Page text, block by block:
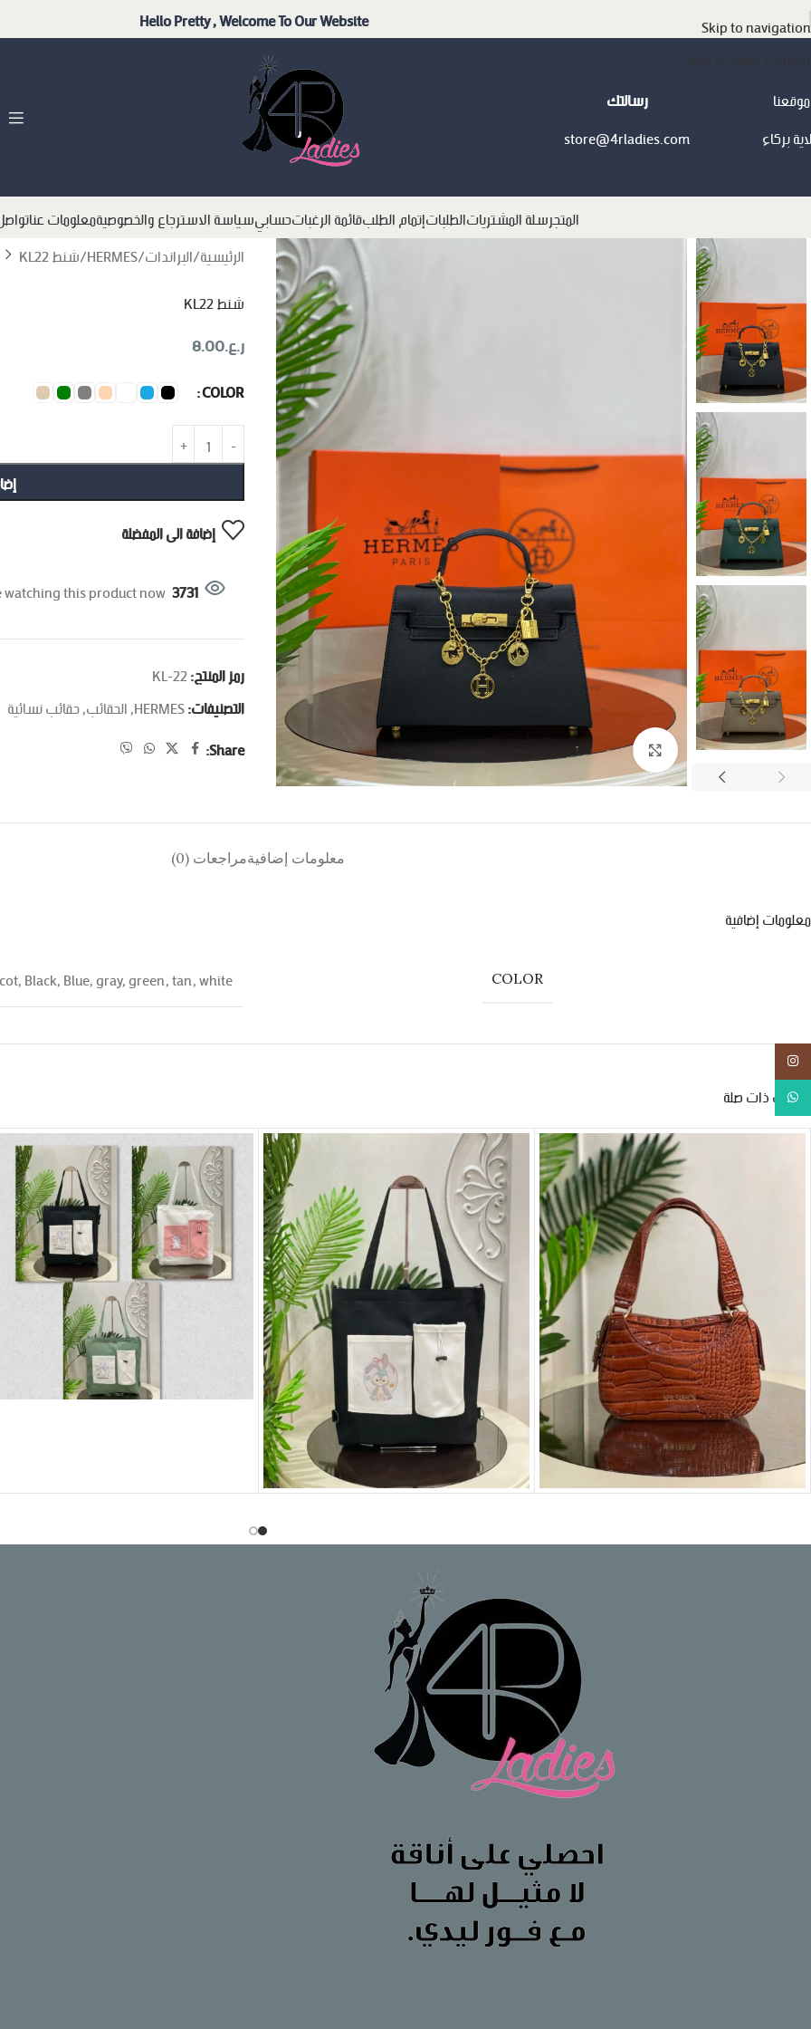
Skip to navigation
Skip to main content
Hello Pretty , Welcome To Our Website
موقعنا
بركاء
رسالتك
store@4rladies.com
المتجرسلة المشترياتالطلباتإتمام الطلبقائمة الرغباتحسابيسياسة الاسترجاع والخصوصيةمعلومات عنا
اضغط للتكبير
الرئيسية البراندات HERMES شنط KL22
شنط KL22
ر.ع.8.00
COLOR
إضافة الى المفضلة
3731
this product now!
رمز المنتج:KL-22
التصنيفات:HERMES
,الحقائب,حقائب نسائية
Share:
معلومات إضافيةمراجعات (0)
معلومات إضافية
COLOR
,Black,Blue,gray,green,tan,white
منتجات ذات صلة
واتس اب